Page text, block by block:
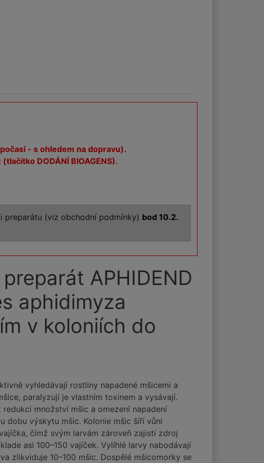
- s ohledem na dopravu).
DODÁNÍ BIOAGENS).
preparátu (viz obchodní podmínky) bod 10.2.
APHIDEND
aphidimyza
v koloniích do
vyhledávají rostliny napadené mšicemi a
paralyzují je vlastním toxinem a vysávají.
množství mšic a omezení napadení
dobu výskytu mšic. Kolonie mšic šíří vůni
čímž svým larvám zároveň zajistí zdroj
asi 100–150 vajíček. Vylíhlé larvy nabodávají
zlikviduje 10–100 mšic. Dospělé mšicomorky se